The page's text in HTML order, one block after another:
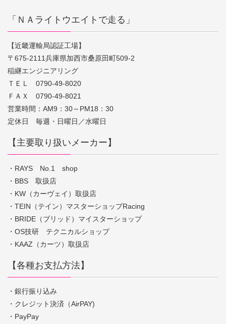
「ＮＡライトウエイトで走る」
【近畿運輸局認証工場】
〒675-2111兵庫県加西市桑原田町509-2
稲継エンジニアリング
ＴＥＬ 0790-49-8020
ＦＡＸ 0790-49-8021
営業時間：AM9：30～PM18：30
定休日 毎週・日曜日／水曜日
【主要取り扱いメーカー】
・RAYS No.1 shop
・BBS 取扱店
・KW（カーヴェイ）取扱店
・TEIN（テイン）マスターショップRacing
・BRIDE（ブリッド）マイスターショップ
・OS技研 テクニカルショップ
・KAAZ（カーツ）取扱店
【各種お支払方法】
・銀行振り込み
・クレジット決済（AirPAY)
・PayPay